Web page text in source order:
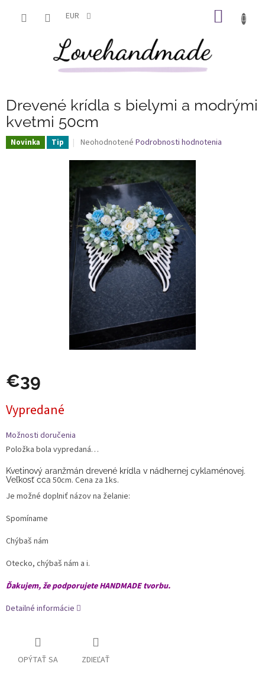
EUR
Drevené krídla s bielymi a modrými
kvetmi 50cm
Novinka Tip
Priemerné
produktu
0,0
z
5
hviezdičiek.
Neohodnotené Podrobnosti hodnotenia
€39
cena:
Vypredané
Možnosti doručenia
Položka bola vypredaná…
Kvetinový aranžmán drevené krídla v nádhernej cyklaménovej.
Veľkosť cca 50cm. Cena za 1ks.
Je možné doplniť názov na želanie:
Spomíname
Chýbaš nám
Otecko, chýbaš nám a i.
Ďakujem, že podporujete HANDMADE tvorbu.
Detailné informácie
OPÝTAŤ SA ZDIEĽAŤ